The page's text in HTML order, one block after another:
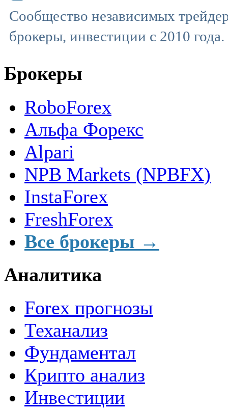
Сообщество независимых
брокеры, инвестиции с 2010 года.
Брокеры
RoboForex
Альфа Форекс
Alpari
NPB Markets (NPBFX)
InstaForex
FreshForex
Все брокеры →
Аналитика
Forex прогнозы
Теханализ
Фундаментал
Крипто анализ
Инвестиции